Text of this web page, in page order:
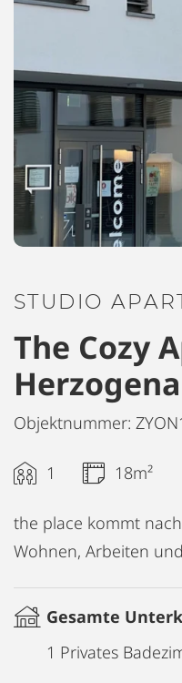
STUDIO
The Cozy
Objektnummer:
1 18m²
the place kommt
Wohnen, Arbeiten
Gesamte
1 Privates